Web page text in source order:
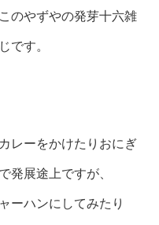
のやずやの発芽十六雑
です。
レーをかけたりおにぎ
発展途上ですが、
ーハンにしてみたり